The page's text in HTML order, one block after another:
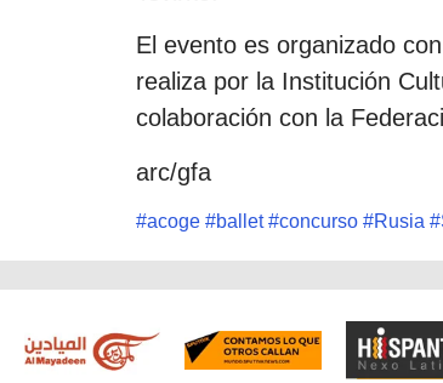
El evento es organizado
realiza por la Institución
colaboración con la
arc/gfa
#acoge #ballet#concurso #Rusia #